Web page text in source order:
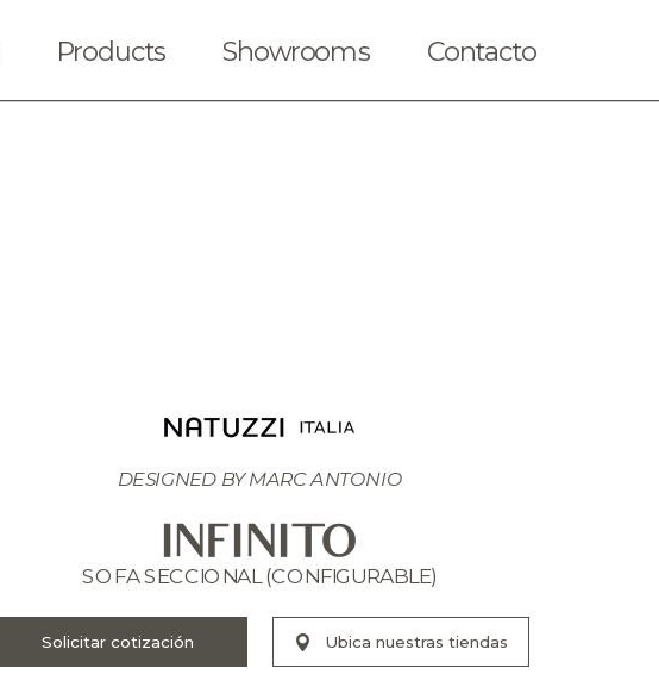
Ubica nuestras tiendasDESIGNED BY MARC ANTONIO
INFINITO
SOFA SECCIONAL (CONFIGURABLE)
Products Showrooms Contacto